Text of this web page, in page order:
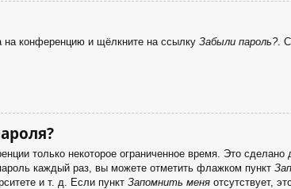
на конференцию и щёлкните на ссылку Забыли пароль?.
только некоторое ограниченное время. Это сделано
каждый раз, вы можете отметить флажком пункт
и т. д. Если пункт Запомнить меня отсутствует,